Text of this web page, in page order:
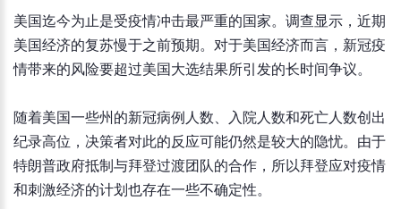
美国迄今为止是受疫情冲击最严重的国家。调查显示，近期
美国经济的复苏慢于之前预期。对于美国经济而言，新冠疫
情带来的风险要超过美国大选结果所引发的长时间争议。
随着美国一些州的新冠病例人数、入院人数和死亡人数创出
纪录高位，决策者对此的反应可能仍然是较大的隐忧。由于
特朗普政府抵制与拜登过渡团队的合作，所以拜登应对疫情
和刺激经济的计划也存在一些不确定性。